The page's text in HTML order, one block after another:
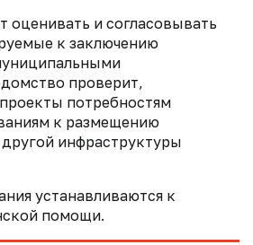
оценивать и согласовывать
к заключению
проверит,
потребностям
к размещению
инфраструктуры
устанавливаются к
помощи.